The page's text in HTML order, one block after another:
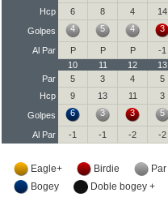
Hcp
6 8 4 14
Golpes
4 5 4 3
Al Par P P P -1
10
11 12 13
Par
5 3 4 5
Hcp
9 13 11 3
Golpes
6 3 3 5
Al Par -1 -1 -2 -2
Eagle+ Birdie
Par
Bogey
Doble bogey +